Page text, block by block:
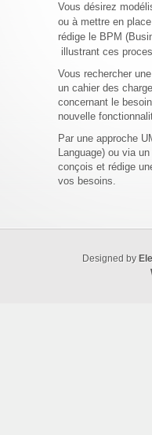
Vous désirez
ou à mettre en
rédige le BPM
illustrant ces
Vous rechercher
un cahier des
concernant le
nouvelle
Par une approche
Language) ou via
conçois et rédige
vos besoins.
Designed by